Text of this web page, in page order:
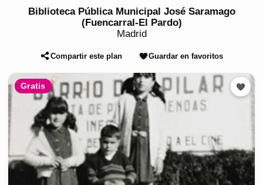
Biblioteca Pública Municipal José Saramago
(Fuencarral-El Pardo)
Madrid
Compartir este plan Guardar en favoritos
Gratis